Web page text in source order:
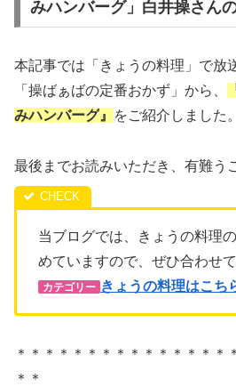
みハンバーグ」白井操さん
本記事では「きょうの料理」で放
「操ばぁばの定番おかず」から、
みハンバーグ 』 をご紹介しました。
最後までお読みいただき、有難う
当ブログでは、きょうの料理
めていますので、ぜひ合わせ
カテゴリー きょうの料理はこち
＊＊＊＊＊＊＊＊＊＊＊＊＊＊＊
＊＊